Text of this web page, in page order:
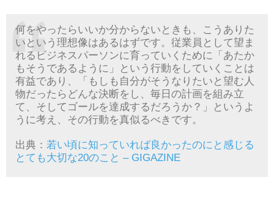
何をやったらいいか分からないときも、こうありた
いという理想像はあるはずです。従業員として望ま
れるビジネスパーソンに育っていくために「あたか
もそうであるように」という行動をしていくことは
有益であり、「もしも自分がそうなりたいと望む人
物だったらどんな決断をし、毎日の計画を組み立
て、そしてゴールを達成するだろうか？」というよ
うに考え、その行動を真似るべきです。
出典： 若い頃に知っていれば良かったのにと感じる
とても大切な20のこと – GIGAZINE